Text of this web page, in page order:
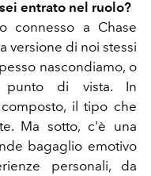
entrato nel ruolo?
connesso a Chase
versione di noi stessi
nascondiamo, o
punto di vista. In
il tipo che
Ma sotto, c'è una
bagaglio emotivo
personali, da